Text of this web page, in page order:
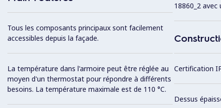
Tous les composants principaux sont facilement
accessibles depuis la façade.
La température dans l'armoire peut être réglée au
moyen d'un thermostat pour répondre à différents
besoins. La température maximale est de 110 °C.
18860_2
Certification
Dessus